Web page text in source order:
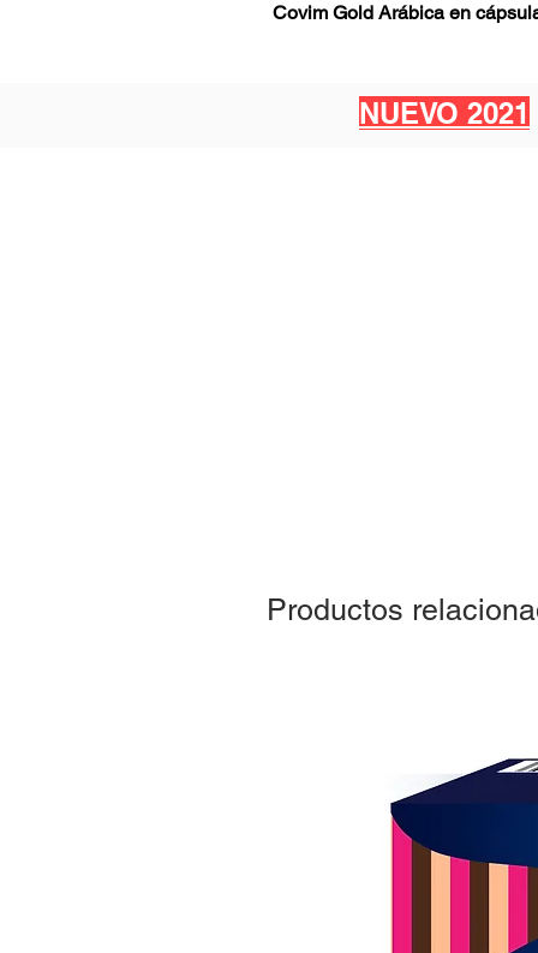
Covim Gold Arábica en
NUEVO 2021
Productos